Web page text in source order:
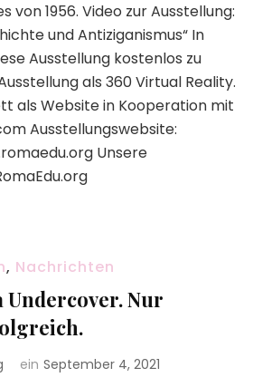
von 1956. Video zur Ausstellung:
und Antiziganismus“ In
Ausstellung kostenlos zu
als 360 Virtual Reality.
als Website in Kooperation mit
Ausstellungswebsite:
Unsere
, Nachrichten
Nur
ein September 4, 2021